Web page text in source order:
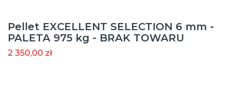
Pellet EXCELLENT SELECTION 6 mm -
PALETA 975 kg - BRAK TOWARU
2 350,00 zł